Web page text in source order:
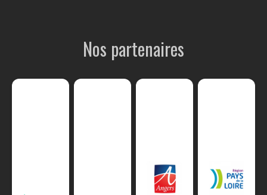
Nos partenaires